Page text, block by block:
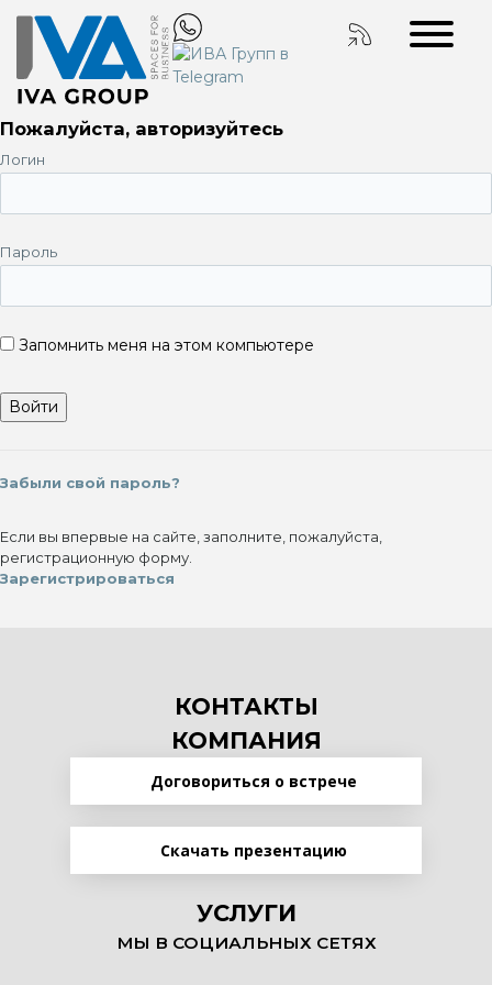
Пожалуйста, авторизуйтесь
Логин
Пароль
Запомнить меня на этом компьютере
Забыли свой пароль?
Если вы впервые на сайте, заполните, пожалуйста,
регистрационную форму.
Зарегистрироваться
КОНТАКТЫ
КОМПАНИЯ
Договориться о встрече
Скачать презентацию
УСЛУГИ
МЫ В СОЦИАЛЬНЫХ СЕТЯХ